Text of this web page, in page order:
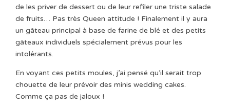
de les priver de dessert ou de leur refiler une triste salade
de fruits… Pas très Queen attitude ! Finalement il y aura
un gâteau principal à base de farine de blé et des petits
gâteaux individuels spécialement prévus pour les
intolérants.
En voyant ces petits moules, j’ai pensé qu’il serait trop
chouette de leur prévoir des minis wedding cakes.
Comme ça pas de jaloux !